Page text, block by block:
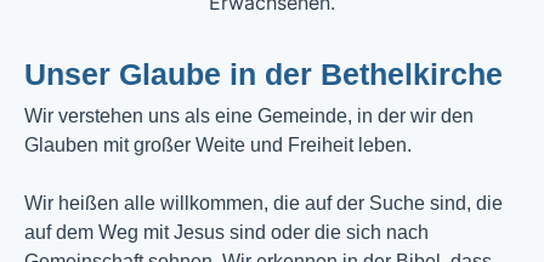
Unser Glaube in der Bethelkirche
Wir verstehen uns als eine Gemeinde, in der wir den
Glauben mit großer Weite und Freiheit leben.
Wir heißen alle willkommen, die auf der Suche sind, die
auf dem Weg mit Jesus sind oder die sich nach